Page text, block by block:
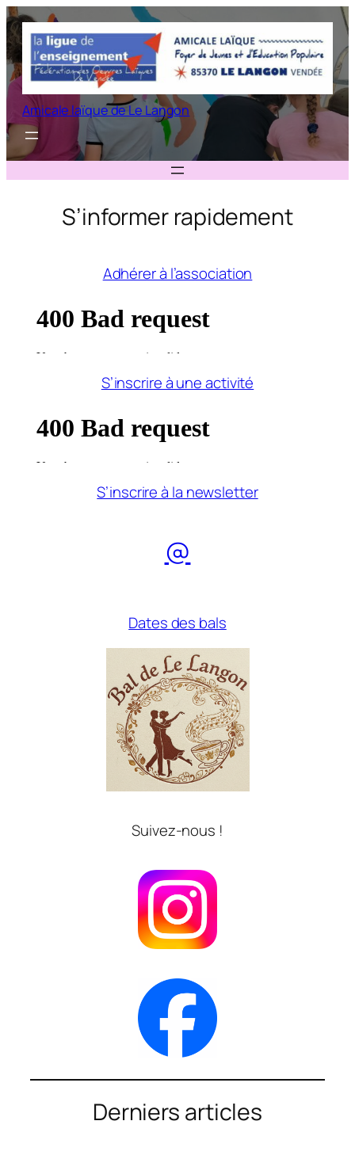
Aller
au
contenu
Amicale laïque de Le Langon
S’informer rapidement
Adhérer à l’association
S’inscrire à une activité
S’inscrire à la newsletter
@
Dates des bals
Suivez-nous !
Derniers articles